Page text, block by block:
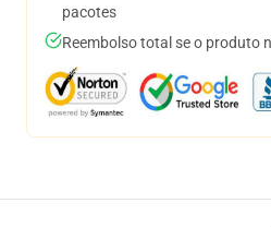
pacotes
Reembolso total se o produto